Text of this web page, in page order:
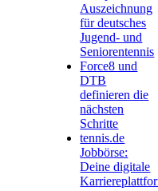
Auszeichnung
für deutsches
Jugend- und
Seniorentennis
Force8 und
DTB
definieren die
nächsten
Schritte
tennis.de
Jobbörse:
Deine digitale